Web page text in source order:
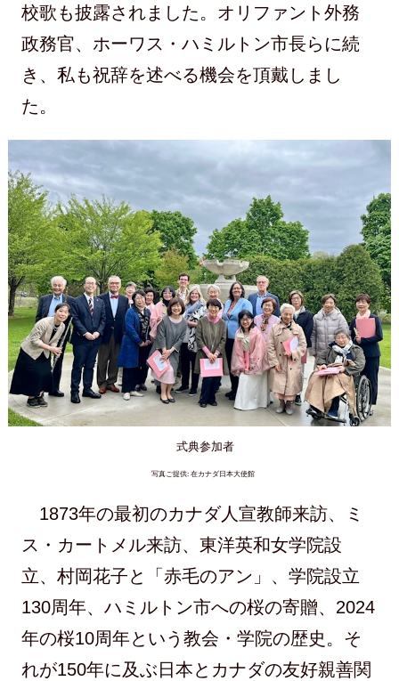
校歌も披露されました。オリファント外務
政務官、ホーワス・ハミルトン市長らに続
き、私も祝辞を述べる機会を頂戴しまし
た。
式典参加者
写真ご提供: 在カナダ日本大使館
1873年の最初のカナダ人宣教師来訪、ミ
ス・カートメル来訪、東洋英和女学院設
立、村岡花子と「赤毛のアン」、学院設立
130周年、ハミルトン市への桜の寄贈、2024
年の桜10周年という教会・学院の歴史。そ
れが150年に及ぶ日本とカナダの友好親善関